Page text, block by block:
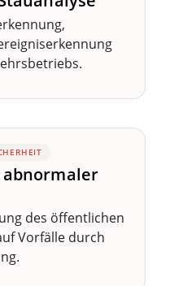
abnormaler
des öffentlichen
Vorfälle durch